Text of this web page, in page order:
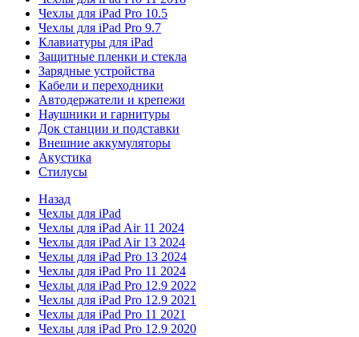
Чехлы для iPad Pro 10.5
Чехлы для iPad Pro 9.7
Клавиатуры для iPad
Защитные пленки и стекла
Зарядные устройства
Кабели и переходники
Автодержатели и крепежи
Наушники и гарнитуры
Док станции и подставки
Внешние аккумуляторы
Акустика
Стилусы
Назад
Чехлы для iPad
Чехлы для iPad Air 11 2024
Чехлы для iPad Air 13 2024
Чехлы для iPad Pro 13 2024
Чехлы для iPad Pro 11 2024
Чехлы для iPad Pro 12.9 2022
Чехлы для iPad Pro 12.9 2021
Чехлы для iPad Pro 11 2021
Чехлы для iPad Pro 12.9 2020